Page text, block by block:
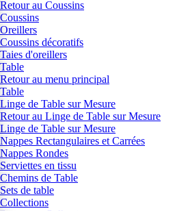
Retour au Coussins
Coussins
Oreillers
Coussins décoratifs
Taies d'oreillers
Table
Retour au menu principal
Table
Linge de Table sur Mesure
Retour au Linge de Table sur Mesure
Linge de Table sur Mesure
Nappes Rectangulaires et Carrées
Nappes Rondes
Serviettes en tissu
Chemins de Table
Sets de table
Collections